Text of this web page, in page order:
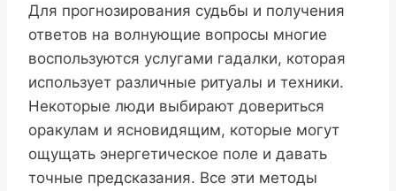
Для прогнозирования судьбы и получения
ответов на волнующие вопросы многие
воспользуются услугами гадалки, которая
использует различные ритуалы и техники.
Некоторые люди выбирают довериться
оракулам и ясновидящим, которые могут
ощущать энергетическое поле и давать
точные предсказания. Все эти методы